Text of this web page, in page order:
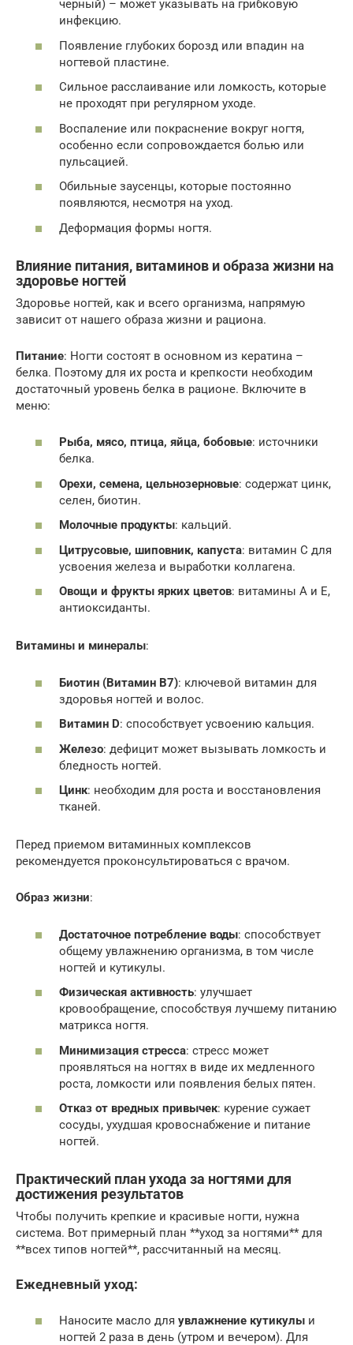
черный) – может указывать на грибковую
инфекцию.
Появление глубоких борозд или впадин на
ногтевой пластине.
Сильное расслаивание или ломкость, которые
не проходят при регулярном уходе.
Воспаление или покраснение вокруг ногтя,
особенно если сопровождается болью или
пульсацией.
Обильные заусенцы, которые постоянно
появляются, несмотря на уход.
Деформация формы ногтя.
Влияние питания, витаминов и образа жизни на
здоровье ногтей
Здоровье ногтей, как и всего организма, напрямую
зависит от нашего образа жизни и рациона.
Питание: Ногти состоят в основном из кератина –
белка. Поэтому для их роста и крепкости необходим
достаточный уровень белка в рационе. Включите в
меню:
Рыба, мясо, птица, яйца, бобовые: источники
белка.
Орехи, семена, цельнозерновые: содержат цинк,
селен, биотин.
Молочные продукты: кальций.
Цитрусовые, шиповник, капуста: витамин C для
усвоения железа и выработки коллагена.
Овощи и фрукты ярких цветов: витамины A и E,
антиоксиданты.
Витамины и минералы:
Биотин (Витамин B7): ключевой витамин для
здоровья ногтей и волос.
Витамин D: способствует усвоению кальция.
Железо: дефицит может вызывать ломкость и
бледность ногтей.
Цинк: необходим для роста и восстановления
тканей.
Перед приемом витаминных комплексов
рекомендуется проконсультироваться с врачом.
Образ жизни:
Достаточное потребление воды: способствует
общему увлажнению организма, в том числе
ногтей и кутикулы.
Физическая активность: улучшает
кровообращение, способствуя лучшему питанию
матрикса ногтя.
Минимизация стресса: стресс может
проявляться на ногтях в виде их медленного
роста, ломкости или появления белых пятен.
Отказ от вредных привычек: курение сужает
сосуды, ухудшая кровоснабжение и питание
ногтей.
Практический план ухода за ногтями для
достижения результатов
Чтобы получить крепкие и красивые ногти, нужна
система. Вот примерный план **уход за ногтями** для
**всех типов ногтей**, рассчитанный на месяц.
Ежедневный уход:
Наносите масло для увлажнение кутикулы и
ногтей 2 раза в день (утром и вечером). Для